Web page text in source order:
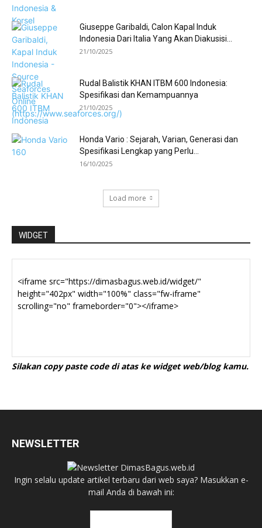
Giuseppe Garibaldi, Calon Kapal Induk
Indonesia Dari Italia Yang Akan Diakusisi...
21/10/2025
Rudal Balistik KHAN ITBM 600 Indonesia:
Spesifikasi dan Kemampuannya
21/10/2025
Honda Vario : Sejarah, Varian, Generasi dan
Spesifikasi Lengkap yang Perlu...
16/10/2025
Load more
WIDGET
Silakan copy paste code di atas ke widget web/blog kamu.
NEWSLETTER
Ingin selalu update artikel terbaru dari web saya? Masukkan e-
mail Anda di bawah ini: